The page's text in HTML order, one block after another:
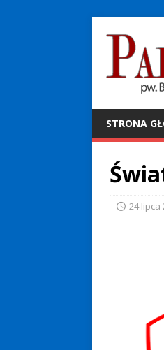
STRONA
24 lipca